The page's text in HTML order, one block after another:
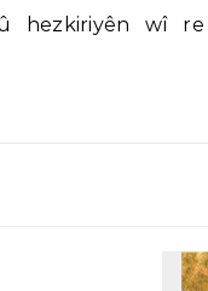
hezkiriyên wî re